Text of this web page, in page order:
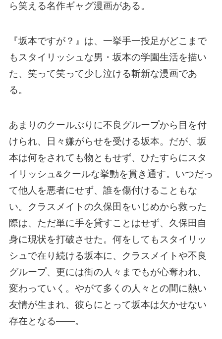
ら笑える名作ギャグ漫画がある。
『坂本ですが？』は、一挙手一投足がどこまで
もスタイリッシュな男・坂本の学園生活を描い
た、笑って笑って少し泣ける斬新な漫画であ
る。
あまりのクールぶりに不良グループから目を付
けられ、日々嫌がらせを受ける坂本。だが、坂
本は何をされても物ともせず、ひたすらにスタ
イリッシュ&クールな挙動を貫き通す。いつだっ
て他人を悪者にせず、誰を傷付けることもな
い。クラスメイトの久保田をいじめから救った
際は、ただ単に手を貸すことはせず、久保田自
身に現状を打破させた。何をしてもスタイリッ
シュで在り続ける坂本に、クラスメイトや不良
グループ、更には街の人々までもが心奪われ、
変わっていく。やがて多くの人々との間に熱い
友情が生まれ、彼らにとって坂本は欠かせない
存在となる――。